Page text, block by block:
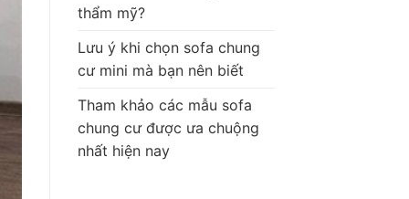
thẩm mỹ?
Lưu ý khi chọn sofa chung
cư mini mà bạn nên biết
Tham khảo các mẫu sofa
chung cư được ưa chuộng
nhất hiện nay